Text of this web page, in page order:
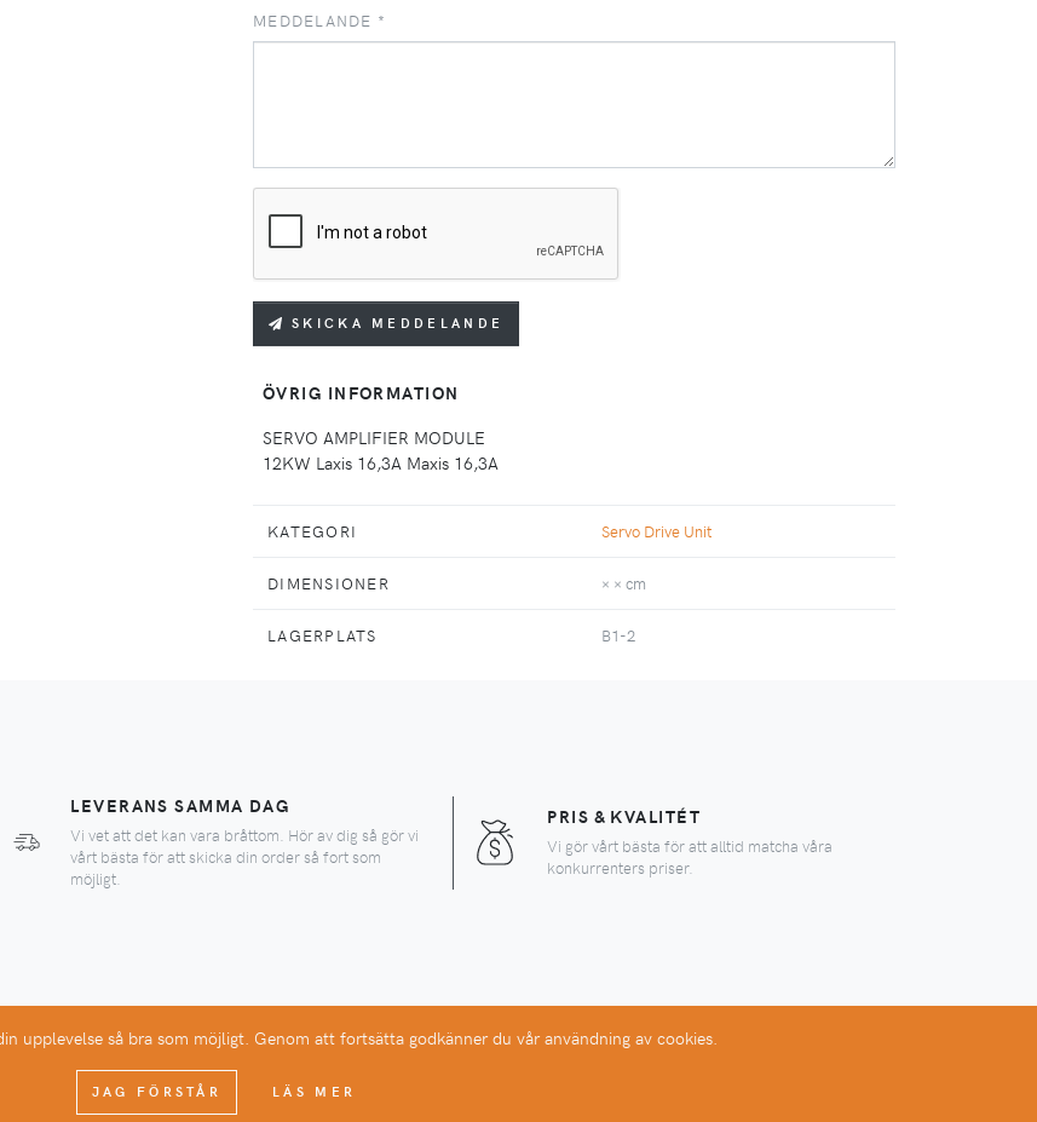
MEDDELANDE *
SKICKA MEDDELANDE
ÖVRIG INFORMATION
SERVO AMPLIFIER MODULE
KATEGORI Servo Drive Unit
DIMENSIONER × × cm
LAGERPLATS B1-2
LEVERANS SAMMA DAG
Vi vet att det kan vara bråttom. Hör av dig så gör vi
vårt bästa för att skicka din order så fort som
möjligt.
PRIS & KVALITÉT
Vi gör vårt bästa för att alltid matcha våra
konkurrenters priser.
på vår hemsida och äger inga rättigheter till deras varumärken.
upplevelse så bra som möjligt. Genom att fortsätta godkänner du vår användning av cookies.
JAG FÖRSTÅR LÄS MER